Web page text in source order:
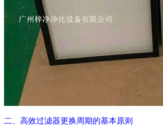
二、高效过滤器更换周期的基本原则